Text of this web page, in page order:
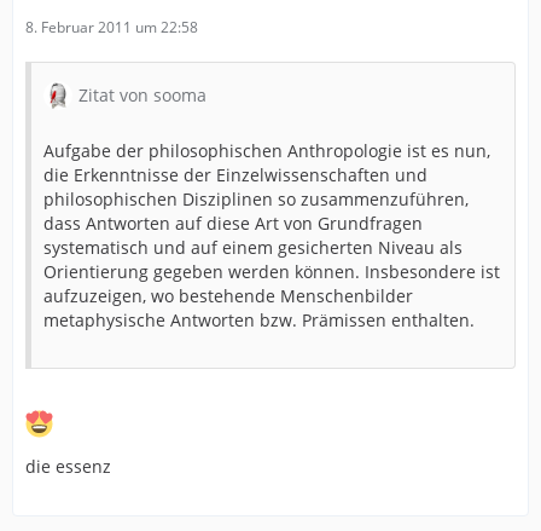
8. Februar 2011 um 22:58
Zitat von sooma
Aufgabe der philosophischen Anthropologie ist es nun,
die Erkenntnisse der Einzelwissenschaften und
philosophischen Disziplinen so zusammenzuführen,
dass Antworten auf diese Art von Grundfragen
systematisch und auf einem gesicherten Niveau als
Orientierung gegeben werden können. Insbesondere ist
aufzuzeigen, wo bestehende Menschenbilder
metaphysische Antworten bzw. Prämissen enthalten.
die essenz